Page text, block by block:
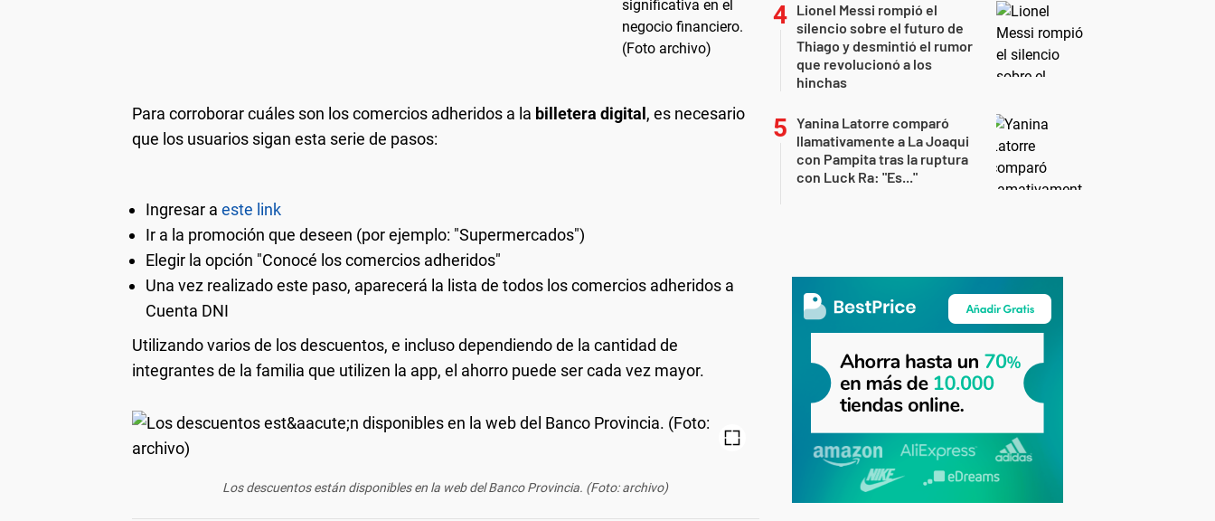
Para corroborar cuáles son los comercios adheridos a la billetera digital, es necesario
que los usuarios sigan esta serie de pasos:
Ingresar a este link
Ir a la promoción que deseen (por ejemplo: "Supermercados")
Elegir la opción "Conocé los comercios adheridos"
Una vez realizado este paso, aparecerá la lista de todos los comercios adheridos a
Cuenta DNI
Utilizando varios de los descuentos, e incluso dependiendo de la cantidad de
integrantes de la familia que utilizen la app, el ahorro puede ser cada vez mayor.
Los descuentos están disponibles en la web del Banco Provincia. (Foto: archivo)
Lionel Messi rompió el
silencio sobre el futuro de
Thiago y desmintió el rumor
que revolucionó a los
hinchas
Yanina Latorre comparó
llamativamente a La Joaqui
con Pampita tras la ruptura
con Luck Ra: "Es..."